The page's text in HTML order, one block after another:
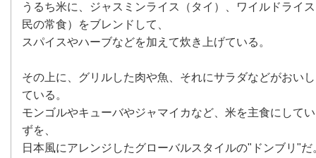
うるち米に、ジャスミンライス（タイ）、ワイルドライ
民の常食）をブレンドして、
スパイスやハーブなどを加えて炊き上げている。
その上に、グリルした肉や魚、それにサラダなどがおい
ている。
モンゴルやキューバやジャマイカなど、米を主食にして
ずを、
日本風にアレンジしたグローバルスタイルの"ドンブリ"だ